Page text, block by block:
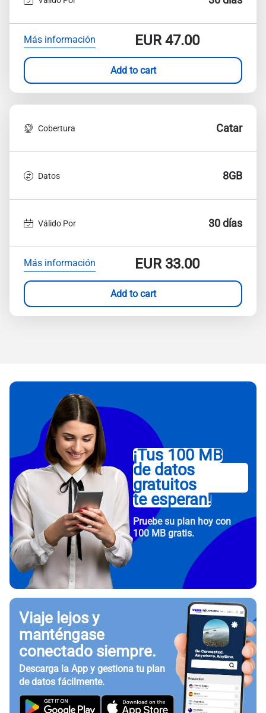
Más información EUR47.00
Add to cart
Cobertura Catar
Datos 8GB
Válido Por 30 días
Más información EUR33.00
Add to cart
¡Tus 100 MB
de datos
gratuitos
te esperan!
Pruebe su plan hoy con
100 MB gratis.
Viaje lejos y
manténgase
conectado siempre.
Descarga la App y gestiona tu plan
de datos fácilmente.